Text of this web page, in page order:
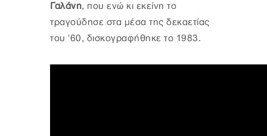
Γαλάνη, που ενώ κι εκείνη το
τραγούδησε στα μέσα της δεκαετίας
του '60, δισκογραφήθηκε το 1983.